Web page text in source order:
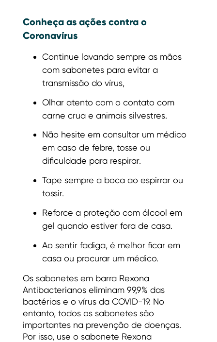
Conheça as ações contra o
Coronavírus
Continue lavando sempre as mãos
com sabonetes para evitar a
transmissão do vírus,
Olhar atento com o contato com
carne crua e animais silvestres.
Não hesite em consultar um médico
em caso de febre, tosse ou
dificuldade para respirar.
Tape sempre a boca ao espirrar ou
tossir.
Reforce a proteção com álcool em
gel quando estiver fora de casa.
Ao sentir fadiga, é melhor ficar em
casa ou procurar um médico.
Os sabonetes em barra Rexona
Antibacterianos eliminam 99,9% das
bactérias e o vírus da COVID-19. No
entanto, todos os sabonetes são
importantes na prevenção de doenças.
Por isso, use o sabonete Rexona